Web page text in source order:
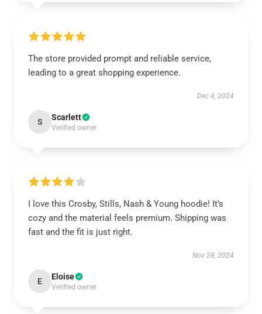
The store provided prompt and reliable service,
leading to a great shopping experience.
Dec 4, 2024
S Scarlett
Verified owner
I love this Crosby, Stills, Nash & Young hoodie! It’s
cozy and the material feels premium. Shipping was
fast and the fit is just right.
Nov 28, 2024
E Eloise
Verified owner